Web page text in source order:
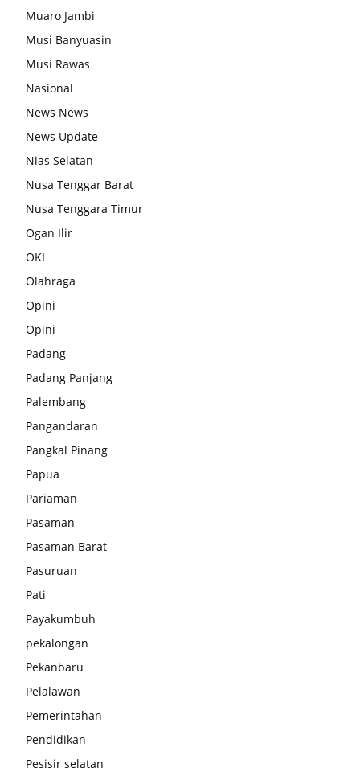
Muaro Jambi
Musi Banyuasin
Musi Rawas
Nasional
News News
News Update
Nias Selatan
Nusa Tenggar Barat
Nusa Tenggara Timur
Ogan Ilir
OKI
Olahraga
Opini
Opini
Padang
Padang Panjang
Palembang
Pangandaran
Pangkal Pinang
Papua
Pariaman
Pasaman
Pasaman Barat
Pasuruan
Pati
Payakumbuh
pekalongan
Pekanbaru
Pelalawan
Pemerintahan
Pendidikan
Pesisir selatan